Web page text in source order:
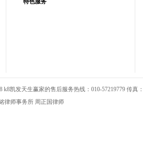
特色服务
k8凯发天生赢家的售后服务热线：010-57219779 传真
律师事务所 周正国律师